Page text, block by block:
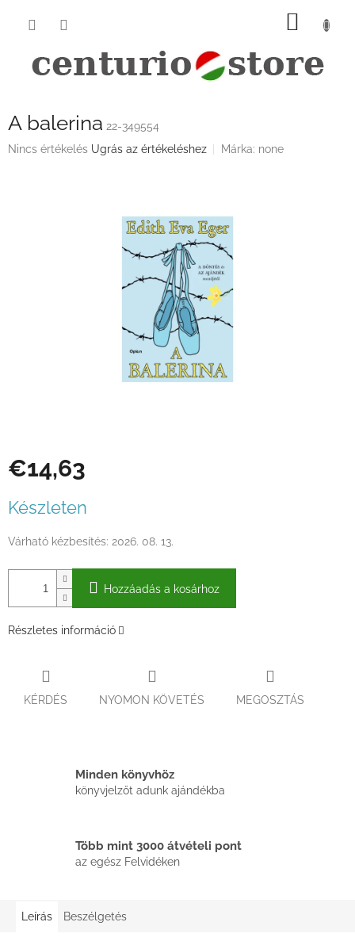
KOSÁR
A balerina 22-349554
A
Nincs értékelés Ugrás az értékeléshez Márka: none
€14,63
Készleten
Várható kézbesítés: 2026. 08. 13.
Hozzáadás a kosárhoz
Részletes információ
KÉRDÉS NYOMON KÖVETÉS MEGOSZTÁS
Minden könyvhöz
könyvjelzőt adunk ajándékba
Több mint 3000 átvételi pont
az egész Felvidéken
Leírás Beszélgetés